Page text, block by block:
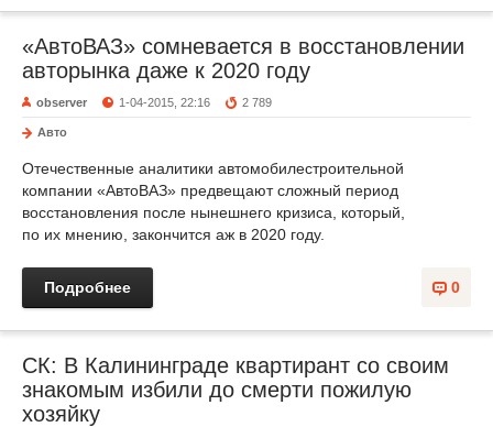
«АвтоВАЗ» сомневается в восстановлении
авторынка даже к 2020 году
observer 1-04-2015, 22:16 2 789
Авто
Отечественные аналитики автомобилестроительной
компании «АвтоВАЗ» предвещают сложный период
восстановления после нынешнего кризиса, который,
по их мнению, закончится аж в 2020 году.
0
Подробнее
СК: В Калининграде квартирант со своим
знакомым избили до смерти пожилую
хозяйку